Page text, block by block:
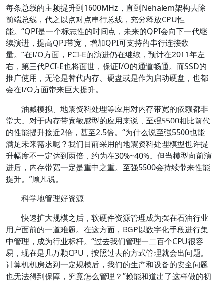
每条总线的主频提升到1600MHz，直到Nehalem架构去除
前端总线，代之以点对点串行总线，充分释放CPU性
能。“QPI是一个标志性的时间点，未来的QPI会向下一代继
续演进，提高QPI带宽，增加QPI可支持的串行连接数
量。”在I/O方面，PCI-E的演进仍在继续，预计在2011年左
右，第三代PCI-E也将面世，保证I/O的通道畅通。而SSD的
推广使用，无论是替代内存、硬盘或是作为启动硬盘，也都
会在I/O方面带来巨大提升。
油藏模拟、地震资料处理等应用对内存带宽的依赖都非
常大。对于内存带宽敏感型的应用来说，至强5500相比前代
的性能提升接近2倍，甚至2.5倍。“为什么说至强5500也能
满足未来需求呢？我们目前采用的地震资料处理模型也许提
升幅度不一定达到两倍，约为在30%~40%。但当模型向前演
进后，内存带宽一定是重中之重。至强5500会持续带来性能
提升。”顾凡说。
科学地管理好资源
快速扩大规模之后，软硬件资源管理成为摆在石油行业
用户面前的一道难题。在这方面，BGP以数字化手段进行集
中管理，成为行业标杆。“过去我们管理一二百个CPU很容
易，现在是几万颗CPU，按照过去的方式管理就会出问题。
计算机机房达到一定规模后，我们的生产和设备的安全问题
也无法得到保障，究竟怎么管理？”赖能和道出了这样做的初